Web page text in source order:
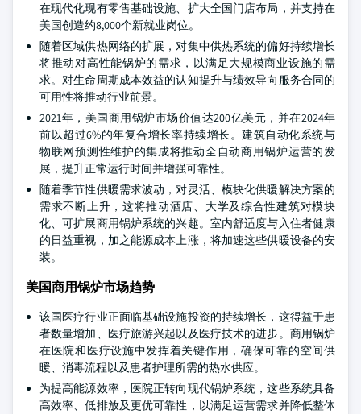
在现代化现有零售基础设施、扩大全国门店布局，并支持在
美国创造约8,000个新就业岗位。
随着区域供热网络的扩展，对集中供热系统的偏好持续增长
将推动对高性能锅炉的需求，以满足大规模商业设施的需
求。对生命周期成本效益的认知提升与绩效导向服务合同的
可用性将推动行业前景。
2021年，美国商用锅炉市场价值达200亿美元，并在2024年
前以超过6%的年复合增长率持续增长。建筑自动化系统与
物联网预测性维护的集成将推动全自动商用锅炉运营的发
展，提升正常运行时间并增强可靠性。
随着季节性供暖需求波动，对灵活、模块化供暖解决方案的
需求不断上升，这将推动酒店、大学及综合性建筑对模块
化、可扩展商用锅炉系统的兴趣。室内舒适度与入住者健康
的日益重视，加之能源成本上涨，将加速这些供暖设备的安
装。
美国商用锅炉市场趋势
该国医疗行业正面临基础设施投资的持续增长，这得益于患
者数量增加、医疗旅游兴起以及医疗技术的进步。商用锅炉
在医院和医疗设施中发挥着关键作用，确保可靠的空间供
暖、消毒流程以及患者护理所需的热水供应。
为提高能源效率，医院正转向现代锅炉系统，这些系统具备
高效率、低排放及更优可靠性，以满足运营需求并降低整体